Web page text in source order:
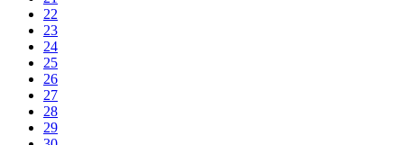
22
23
24
25
26
27
28
29